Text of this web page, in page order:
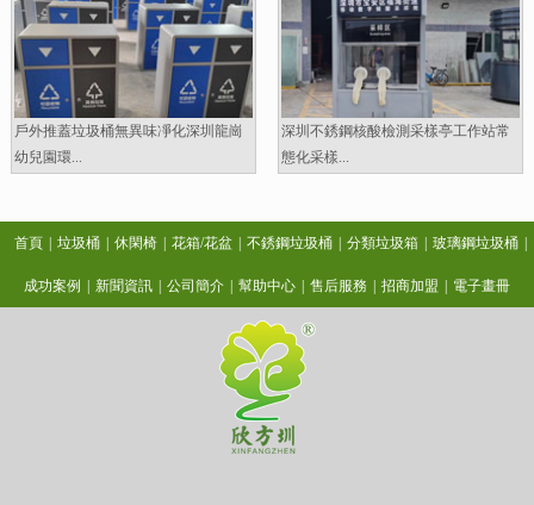
戶外推蓋垃圾桶無異味凈化深圳龍崗
幼兒園環...
深圳不銹鋼核酸檢測采樣亭工作站常
態化采樣...
首頁 垃圾桶 休閑椅 花箱/花盆 不銹鋼垃圾桶 分類垃圾箱 玻璃鋼垃圾桶
成功案例 新聞資訊 公司簡介 幫助中心 售后服務 招商加盟 電子畫冊